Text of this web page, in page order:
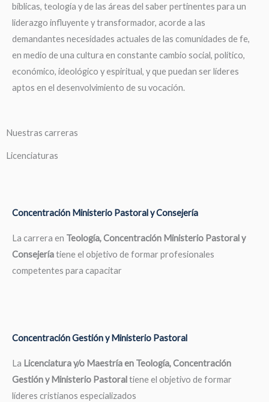
bíblicas, teología y de las áreas del saber pertinentes para un
liderazgo influyente y transformador, acorde a las
demandantes necesidades actuales de las comunidades de fe,
en medio de una cultura en constante cambio social, político,
económico, ideológico y espiritual, y que puedan ser líderes
aptos en el desenvolvimiento de su vocación.
Nuestras carreras
Licenciaturas
Concentración Ministerio Pastoral y Consejería
La carrera en Teología, Concentración Ministerio Pastoral y
Consejeríatiene el objetivo de formar profesionales
competentes para capacitar
Concentración Gestión y Ministerio Pastoral
La Licenciatura y/o Maestría en Teología, Concentración
Gestión y Ministerio Pastoraltiene el objetivo de formar
líderes cristianos especializados